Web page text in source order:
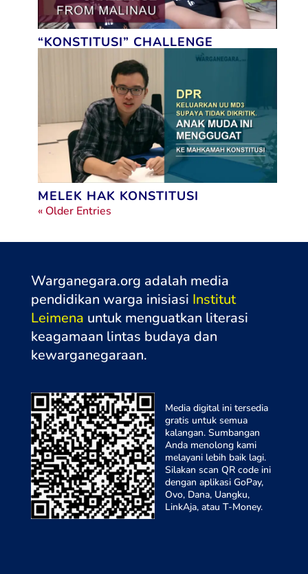
“KONSTITUSI” CHALLENGE
MELEK HAK KONSTITUSI
« Older Entries
Warganegara.org adalah media
pendidikan warga inisiasi Institut
Leimena untuk menguatkan literasi
keagamaan lintas budaya dan
kewarganegaraan.
Media digital ini tersedia
gratis untuk semua
kalangan. Sumbangan
Anda menolong kami
melayani lebih baik lagi.
Silakan scan QR code ini
dengan aplikasi GoPay,
Ovo, Dana, Uangku,
LinkAja, atau T-Money.